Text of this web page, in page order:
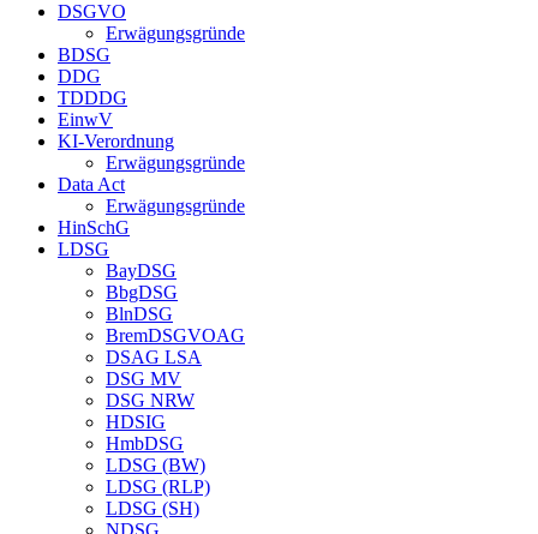
DSGVO
Erwägungsgründe
BDSG
DDG
TDDDG
EinwV
KI-Verordnung
Erwägungsgründe
Data Act
Erwägungsgründe
HinSchG
LDSG
BayDSG
BbgDSG
BlnDSG
BremDSGVOAG
DSAG LSA
DSG MV
DSG NRW
HDSIG
HmbDSG
LDSG (BW)
LDSG (RLP)
LDSG (SH)
NDSG